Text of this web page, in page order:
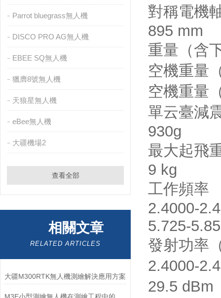
Parrot bluegrass無人機
DISCO PRO AG無人機
EBEE SQ無人機
獵膺8號無人機
天狼星無人機
eBee無人機
大疆機場2
查看全部
相關文章
RELATED ARTICLES
大疆M300RTK無人機測繪解決應用方案
對稱電機
895 mm
重量（含
空機重量
空機重量
單云臺減
930g
最大起飛
9 kg
工作頻率
2.4000-
5.725-
發射功率
2.4000-
29.5 dBm